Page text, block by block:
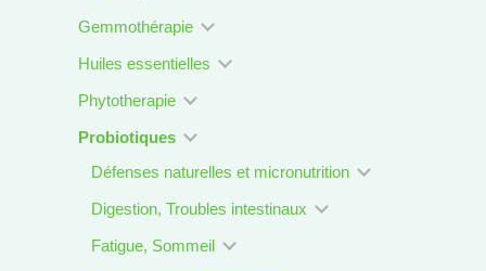
Gemmothérapie
Huiles essentielles
Phytotherapie
Probiotiques
Défenses naturelles et micronutrition
Digestion, Troubles intestinaux
Fatigue, Sommeil